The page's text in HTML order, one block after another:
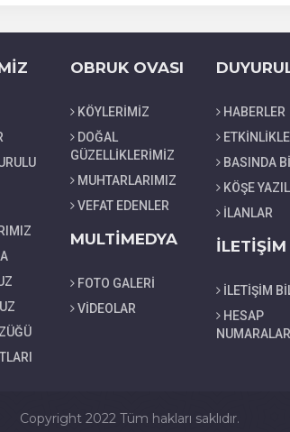
OBRUK OVASI
KÖYLERİMİZ
DOĞAL
GÜZELLİKLERİMİZ
MUHTARLARIMIZ
VEFAT EDENLER
MULTİMEDYA
FOTO GALERİ
VİDEOLAR
HABERLER
BASINDA
KÖŞE
İLANLAR
İLETİŞİM
İLETİŞİM
HESAP
NUMARALARI
Copyright 2022 Tüm hakları saklıdır.